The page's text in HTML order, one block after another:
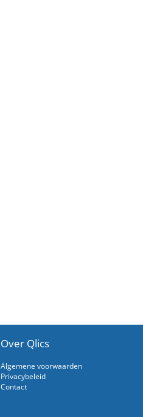
Over Qlics
Algemene voorwaarden
Privacybeleid
Contact